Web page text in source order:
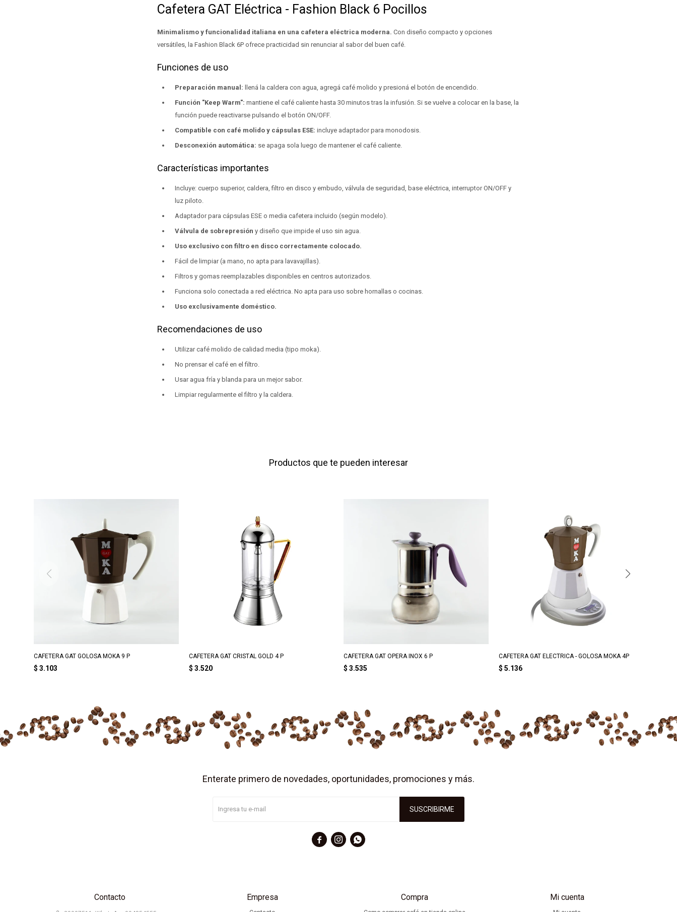
Cafetera GAT Eléctrica - Fashion Black 6 Pocillos
Minimalismo y funcionalidad italiana en una cafetera eléctrica moderna. Con diseño compacto y opciones
versátiles, la Fashion Black 6P ofrece practicidad sin renunciar al sabor del buen café.
Funciones de uso
Preparación manual: llená la caldera con agua, agregá café molido y presioná el botón de encendido.
Función "Keep Warm": mantiene el café caliente hasta 30 minutos tras la infusión. Si se vuelve a colocar en la base, la
función puede reactivarse pulsando el botón ON/OFF.
Compatible con café molido y cápsulas ESE: incluye adaptador para monodosis.
Desconexión automática: se apaga sola luego de mantener el café caliente.
Características importantes
Incluye: cuerpo superior, caldera, filtro en disco y embudo, válvula de seguridad, base eléctrica, interruptor ON/OFF y
luz piloto.
Adaptador para cápsulas ESE o media cafetera incluido (según modelo).
Válvula de sobrepresión y diseño que impide el uso sin agua.
Uso exclusivo con filtro en disco correctamente colocado.
Fácil de limpiar (a mano, no apta para lavavajillas).
Filtros y gomas reemplazables disponibles en centros autorizados.
Funciona solo conectada a red eléctrica. No apta para uso sobre hornallas o cocinas.
Uso exclusivamente doméstico.
Recomendaciones de uso
Utilizar café molido de calidad media (tipo moka).
No prensar el café en el filtro.
Usar agua fría y blanda para un mejor sabor.
Limpiar regularmente el filtro y la caldera.
Productos que te pueden interesar
CAFETERA GAT GOLOSA MOKA 9 P
$ 3.103
CAFETERA GAT CRISTAL GOLD 4 P
$ 3.520
CAFETERA GAT OPERA INOX 6 P
$ 3.535
CAFETERA GAT ELECTRICA - GOLOSA MOKA 4P
$ 5.136
Contacto Empresa Compra Mi cuenta
Enterate primero de novedades, oportunidades, promociones y más.
SUSCRIBIRME
  